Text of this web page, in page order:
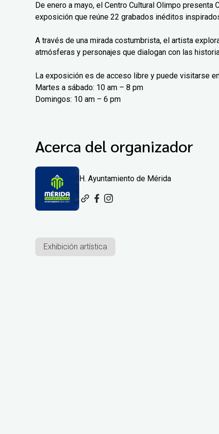
De enero a mayo, el Centro Cultural Olimpo
exposición que reúne 22 grabados inéditos
A través de una mirada costumbrista, el artista
atmósferas y personajes que dialogan con las
La exposición es de acceso libre y puede visitarse
Martes a sábado: 10 am – 8 pm
Domingos: 10 am – 6 pm
Acerca del organizador
H. Ayuntamiento de Mérida
Exhibición artística